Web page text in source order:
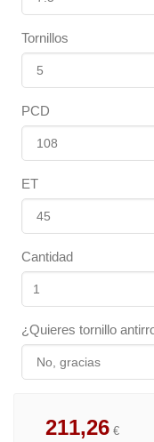
Tornillos
PCD
ET
Cantidad
¿Quieres tornillo
211,26 €